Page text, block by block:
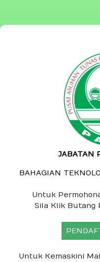
JABATAN
BAHAGIAN
Untuk
Sila Klik Butang
Untuk Kemaskini